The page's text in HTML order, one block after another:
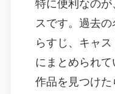
スです。過去
らすじ、キャ
にまとめられ
作品を見つけ